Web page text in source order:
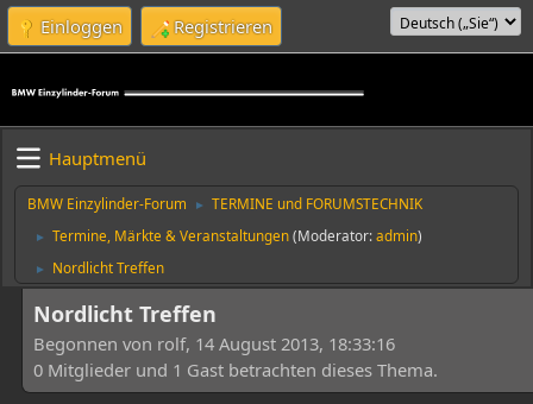
Einloggen Registrieren
Hauptmenü
BMW Einzylinder-Forum ► TERMINE und FORUMSTECHNIK
► Termine, Märkte & Veranstaltungen(Moderator:admin)
► Nordlicht Treffen
Nordlicht Treffen
Begonnen von rolf, 14 August 2013, 18:33:16
0 Mitglieder und 1 Gast betrachten dieses Thema.